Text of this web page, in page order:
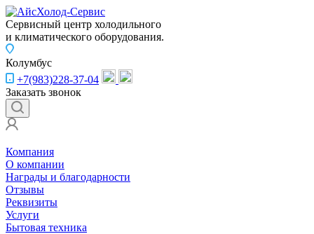
Сервисный центр холодильного
и климатического оборудования.
Колумбус
+7(983)228-37-04
Заказать звонок
Компания
О компании
Награды и благодарности
Отзывы
Реквизиты
Услуги
Бытовая техника